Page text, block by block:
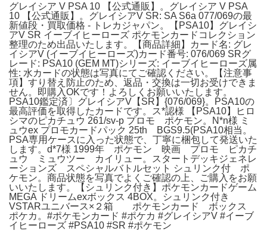
グレイシア V PSA 10 【公式通販】。グレイシア V PSA
10 【公式通販】。グレイシアV SR: SA S6a 077/069の最
新値段・買取価格 - トレカジャパン。​【PSA10】グレイシ
アV SR イーブイヒーローズ ポケモンカード​コレクション
整理のため出品いたします。​【商品詳細】​カード名: グレ
イシアV (イーブイヒーローズ)​カード番号: 076/069 SR​グ
レード: PSA10 (GEM MT)​シリーズ: イーブイヒーローズ​属
性: 水​カードの状態は写真にてご確認ください。​【注意事
項】すり替え防止のため、返品・交換は一切お受けできま
せん。​即購入OKです！よろしくお願いいたします。
PSA10鑑定済〕グレイシアV【SR】{076/069}。PSA10の
最高評価を取得したカードです。ス*認様 【PSA10】ヒロ
シマのピカチュウ 261/sv-p プロモ ポケモン。N*n様 ミ
ュウex プロモカードパック 25th BGS9.5(PSA10相当。
PSA専用ケースに入った状態で、丁寧に梱包して発送いた
します。d*7様 1999年 ポケモン 映画 プロモ ピカチ
ュウ ミュウツー カイリュー。スタートデッキジェネレ
ーションズ スペシャルバトルセット シュリンク付 ポ
ケモン。商品状態を写真でよくご確認の上、ご購入をお願
いいたします。【シュリンク付き】ポケモンカードゲーム
MEGA ドリームexボックス 4BOX。シュリンク付き
VSTARユニバース×２箱 ポケモンカード ボックス
ポケカ。​#ポケモンカード #ポケカ #グレイシアV #イーブ
イヒーローズ #PSA10 #SR #ポケモン